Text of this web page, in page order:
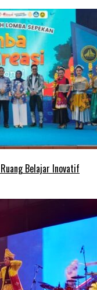
Belajar Inovatif